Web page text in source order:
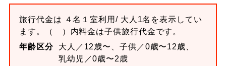
旅行代金は ４名１室利用/ 大人1名を表示してい
ます。
（ ）内料金は子供旅行代金です。
年齢区分
大人／12歳〜、子供／0歳〜12歳、
乳幼児／0歳〜2歳